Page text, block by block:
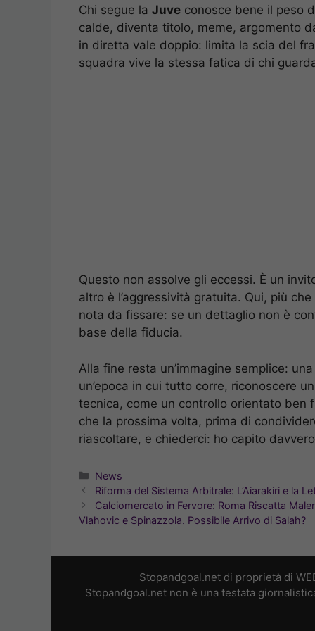
Chi segue la Juve conosce bene il peso
calde, diventa titolo, meme, argomento
in diretta vale doppio: limita la scia del
squadra vive la stessa fatica di chi
Questo non assolve gli eccessi. È un
altro è l’aggressività gratuita. Qui, più
nota da fissare: se un dettaglio non è
base della fiducia.
Alla fine resta un’immagine semplice:
un’epoca in cui tutto corre, riconoscere un
tecnica, come un controllo orientato ben
che la prossima volta, prima di
riascoltare, e chiederci: ho capito
Categorie
News
Riforma del Sistema Arbitrale: L’Aiarakiri e la
Calciomercato in Fervore: Roma Riscatta
Vlahovic e Spinazzola. Possibile Arrivo di Salah?
Stopandgoal.net di proprietà di
Stopandgoal.net non è una testata